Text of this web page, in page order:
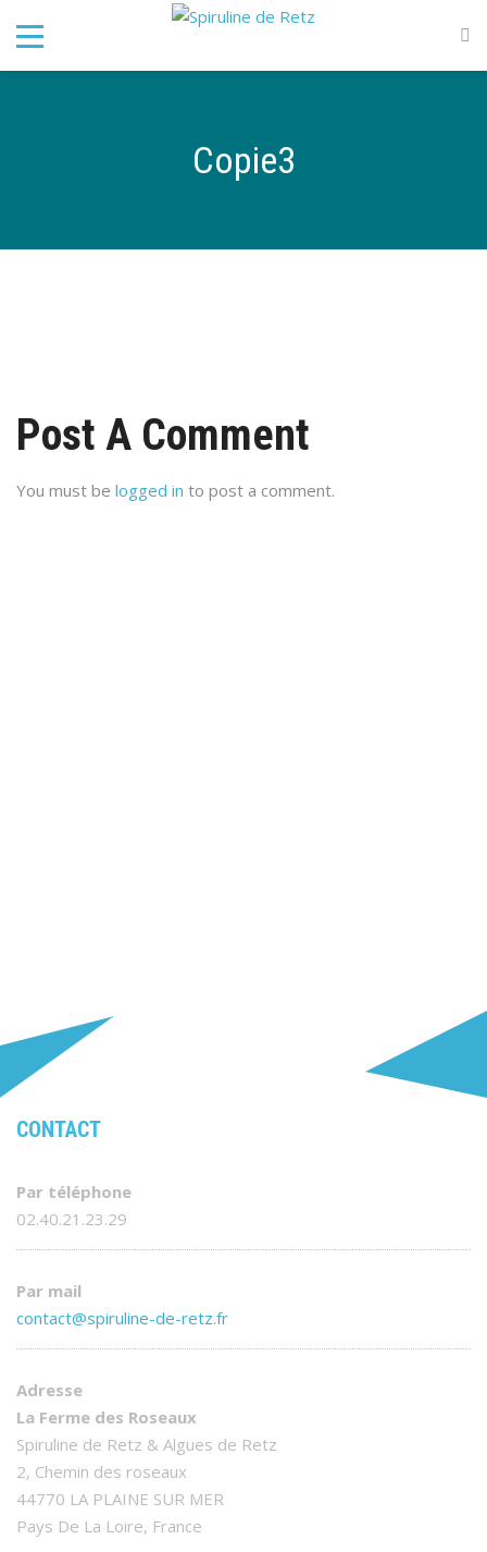
Copie3
Post A Comment
You must be logged in to post a comment.
CONTACT
Par téléphone
02.40.21.23.29
Par mail
contact@spiruline-de-retz.fr
Adresse
La Ferme des Roseaux
Spiruline de Retz & Algues de Retz
2, Chemin des roseaux
44770 LA PLAINE SUR MER
Pays De La Loire, France